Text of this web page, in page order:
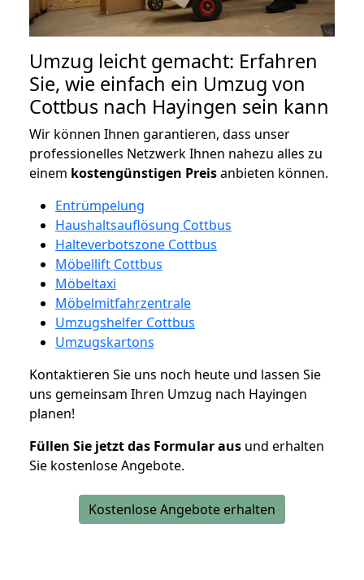
Umzug leicht gemacht: Erfahren
Sie, wie einfach ein Umzug von
Cottbus nach Hayingen sein kann
Wir können Ihnen garantieren, dass unser
professionelles Netzwerk Ihnen nahezu alles zu
einem kostengünstigen Preisanbieten können.
Entrümpelung
Haushaltsauflösung Cottbus
Halteverbotszone Cottbus
Möbellift Cottbus
Möbeltaxi
Möbelmitfahrzentrale
Umzugshelfer Cottbus
Umzugskartons
Kontaktieren Sie uns noch heute und lassen Sie
uns gemeinsam Ihren Umzug nach Hayingen
planen!
Füllen Sie jetzt das Formular aus und erhalten
Sie kostenlose Angebote.
Kostenlose Angebote erhalten